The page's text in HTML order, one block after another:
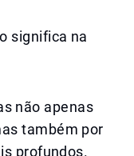
significa na
não apenas
também por
profundos.